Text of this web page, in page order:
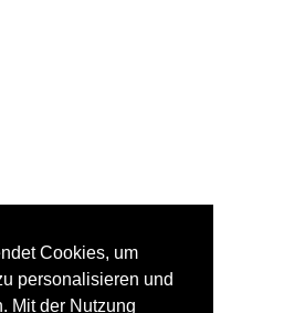
Cookies, um
personalisieren und
Mit der Nutzung